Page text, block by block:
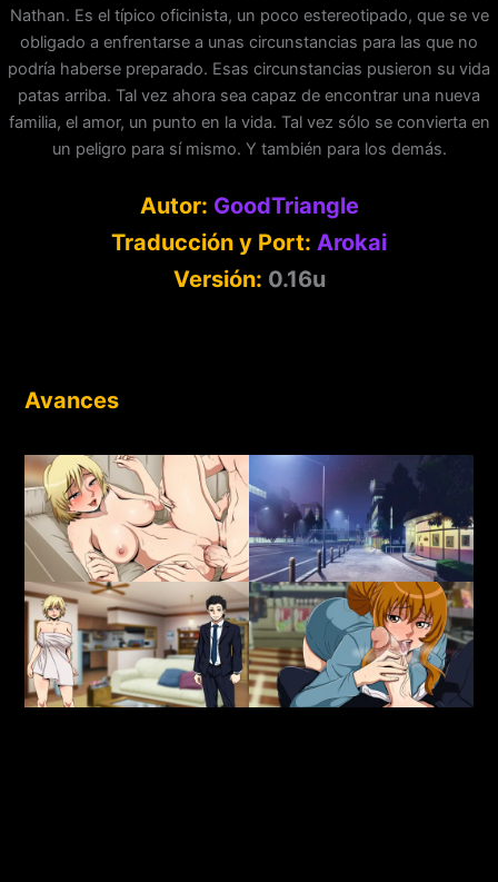
Nathan. Es el típico oficinista, un poco estereotipado, que se ve
obligado a enfrentarse a unas circunstancias para las que no
podría haberse preparado. Esas circunstancias pusieron su vida
patas arriba. Tal vez ahora sea capaz de encontrar una nueva
familia, el amor, un punto en la vida. Tal vez sólo se convierta en
un peligro para sí mismo. Y también para los demás.
Autor: GoodTriangle
Traducción y Port: Arokai
Versión: 0.16u
Avances